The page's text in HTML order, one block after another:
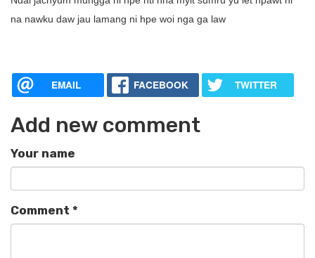
na nawku daw jau lamang ni hpe woi nga ga law
EMAIL FACEBOOK TWITTER
Add new comment
Your name
Comment *